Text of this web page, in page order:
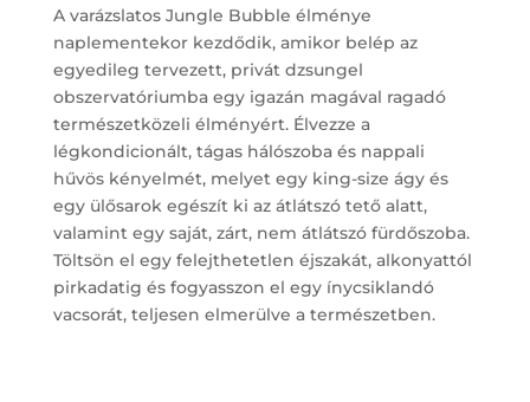
A varázslatos Jungle Bubble élménye
naplementekor kezdődik, amikor belép az
egyedileg tervezett, privát dzsungel
obszervatóriumba egy igazán magával ragadó
természetközeli élményért. Élvezze a
légkondicionált, tágas hálószoba és nappali
hűvös kényelmét, melyet egy king-size ágy és
egy ülősarok egészít ki az átlátszó tető alatt,
valamint egy saját, zárt, nem átlátszó fürdőszoba.
Töltsön el egy felejthetetlen éjszakát, alkonyattól
pirkadatig és fogyasszon el egy ínycsiklandó
vacsorát, teljesen elmerülve a természetben.